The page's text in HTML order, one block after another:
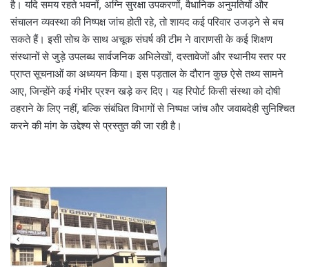
है। यदि समय रहते भवनों, अग्नि सुरक्षा उपकरणों, वैधानिक अनुमतियों और
संचालन व्यवस्था की निष्पक्ष जांच होती रहे, तो शायद कई परिवार उजड़ने से बच
सकते हैं। इसी सोच के साथ अचूक संघर्ष की टीम ने वाराणसी के कई शिक्षण
संस्थानों से जुड़े उपलब्ध सार्वजनिक अभिलेखों, दस्तावेजों और स्थानीय स्तर पर
प्राप्त सूचनाओं का अध्ययन किया। इस पड़ताल के दौरान कुछ ऐसे तथ्य सामने
आए, जिन्होंने कई गंभीर प्रश्न खड़े कर दिए। यह रिपोर्ट किसी संस्था को दोषी
ठहराने के लिए नहीं, बल्कि संबंधित विभागों से निष्पक्ष जांच और जवाबदेही सुनिश्चित
करने की मांग के उद्देश्य से प्रस्तुत की जा रही है।